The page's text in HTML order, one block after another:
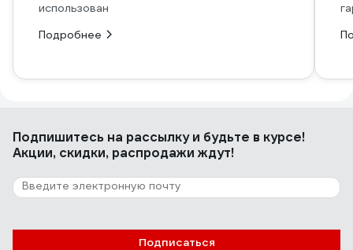
использован
Подробнее
Подпишитесь на рассылкуи будьте в курсе!
Акции, скидки, распродажи ждут!
Подписаться